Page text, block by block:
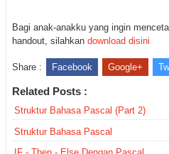
Bagi anak-anakku yang ingin
handout, silahkan download disini
Share : Facebook Google+
Related Posts :
Struktur Bahasa Pascal (Part 2)
Struktur Bahasa Pascal